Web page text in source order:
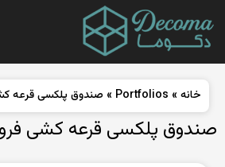
خانه »
Portfolios
» صندوق پلکسی قرعه
صندوق پلکسی قرعه کشی